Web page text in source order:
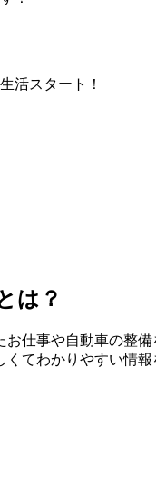
活スタート！
は？
仕事や自動車の整
てわかりやすい情報